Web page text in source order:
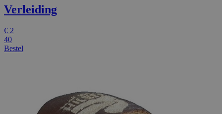
Verleiding
€ 2
40
Bestel